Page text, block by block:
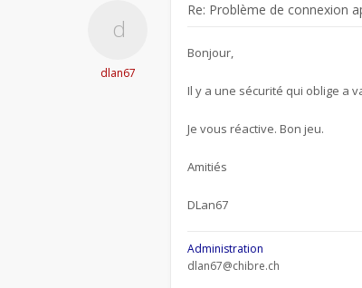
dlan67
Re: Problème de connexion
Bonjour,
Il y a une sécurité qui oblige a
Je vous réactive. Bon jeu.
Amitiés
DLan67
Administration
dlan67@chibre.ch